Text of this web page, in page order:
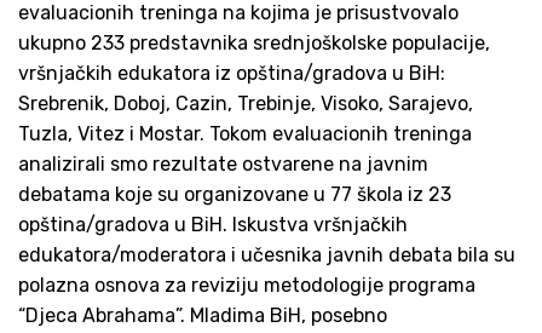
evaluacionih treninga na kojima je prisustvovalo
ukupno 233 predstavnika srednjoškolske populacije,
vršnjačkih edukatora iz opština/gradova u BiH:
Srebrenik, Doboj, Cazin, Trebinje, Visoko, Sarajevo,
Tuzla, Vitez i Mostar. Tokom evaluacionih treninga
analizirali smo rezultate ostvarene na javnim
debatama koje su organizovane u 77 škola iz 23
opština/gradova u BiH. Iskustva vršnjačkih
edukatora/moderatora i učesnika javnih debata bila su
polazna osnova za reviziju metodologije programa
“Djeca Abrahama”. Mladima BiH, posebno